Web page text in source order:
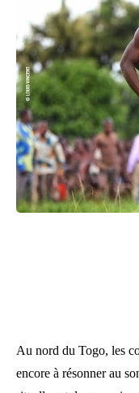
Au nord du Togo, les
encore à résonner au